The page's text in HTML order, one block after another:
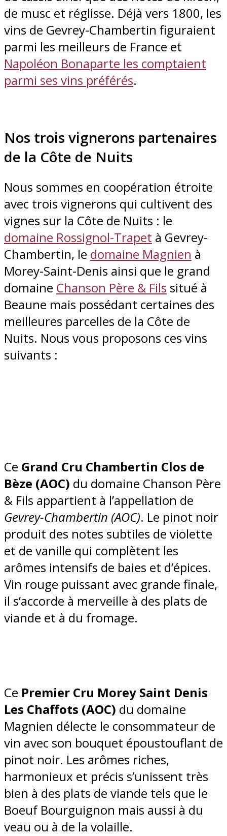
de musc et réglisse. Déjà vers 1800, les
vins de Gevrey-Chambertin figuraient
parmi les meilleurs de France et
Napoléon Bonaparte les comptaient
parmi ses vins préférés.
Nos trois vignerons partenaires
de la Côte de Nuits
Nous sommes en coopération étroite
avec trois vignerons qui cultivent des
vignes sur la Côte de Nuits : le
domaine Rossignol-Trapet à Gevrey-
Chambertin, le domaine Magnien à
Morey-Saint-Denis ainsi que le grand
domaine Chanson Père & Fils situé à
Beaune mais possédant certaines des
meilleures parcelles de la Côte de
Nuits. Nous vous proposons ces vins
suivants :
Ce Grand Cru Chambertin Clos de
Bèze (AOC) du domaine Chanson Père
& Fils appartient à l’appellation de
Gevrey-Chambertin (AOC). Le pinot noir
produit des notes subtiles de violette
et de vanille qui complètent les
arômes intensifs de baies et d’épices.
Vin rouge puissant avec grande finale,
il s’accorde à merveille à des plats de
viande et à du fromage.
Ce Premier Cru Morey Saint Denis
Les Chaffots (AOC) du domaine
Magnien délecte le consommateur de
vin avec son bouquet époustouflant de
pinot noir. Les arômes riches,
harmonieux et précis s’unissent très
bien à des plats de viande tels que le
Boeuf Bourguignon mais aussi à du
veau ou à de la volaille.